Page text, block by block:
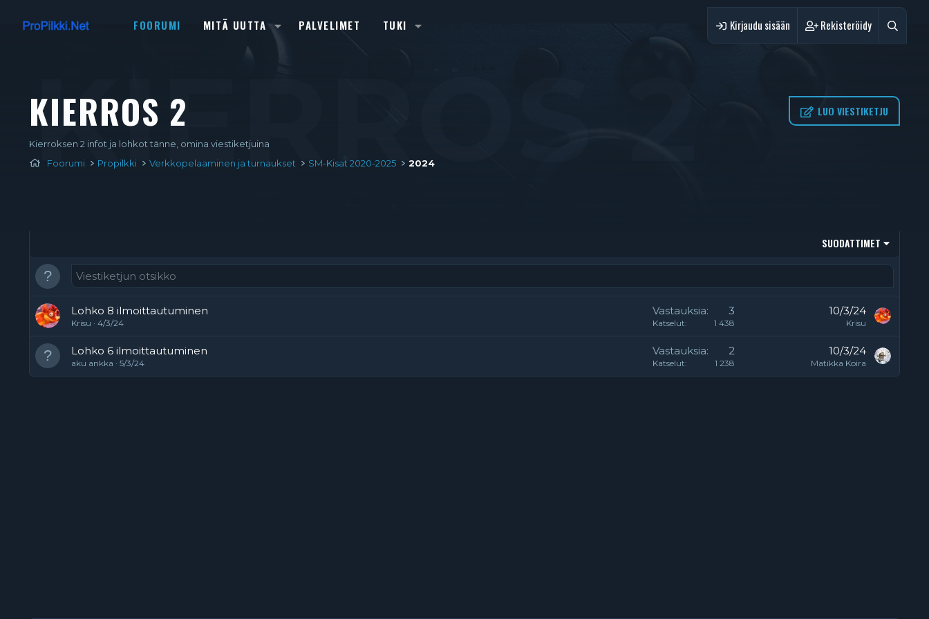
FOORUMI MITÄ UUTTA PALVELIMET TUKI Kirjaudu sisään Rekisteröidy
KIERROS 2
KIERROS 2 LUO VIESTIKETJU
Kierroksen 2 infot ja lohkot tänne, omina viestiketjuina
Foorumi
Propilkki Verkkopelaaminen ja turnaukset SM-Kisat 2020-2025 2024
SUODATTIMET
Lohko 8 ilmoittautuminen
Krisu 4/3/24
Vastauksia 3
Katselut 1 438
10/3/24
Krisu
Lohko 6 ilmoittautuminen
aku ankka 5/3/24
Vastauksia 2
Katselut 1 238
10/3/24
Matikka Koira